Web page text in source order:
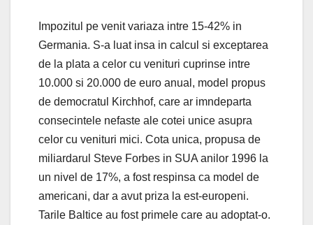
Impozitul pe venit variaza intre 15-42% in
Germania. S-a luat insa in calcul si exceptarea
de la plata a celor cu venituri cuprinse intre
10.000 si 20.000 de euro anual, model propus
de democratul Kirchhof, care ar imndeparta
consecintele nefaste ale cotei unice asupra
celor cu venituri mici. Cota unica, propusa de
miliardarul Steve Forbes in SUA anilor 1996 la
un nivel de 17%, a fost respinsa ca model de
americani, dar a avut priza la est-europeni.
Tarile Baltice au fost primele care au adoptat-o.